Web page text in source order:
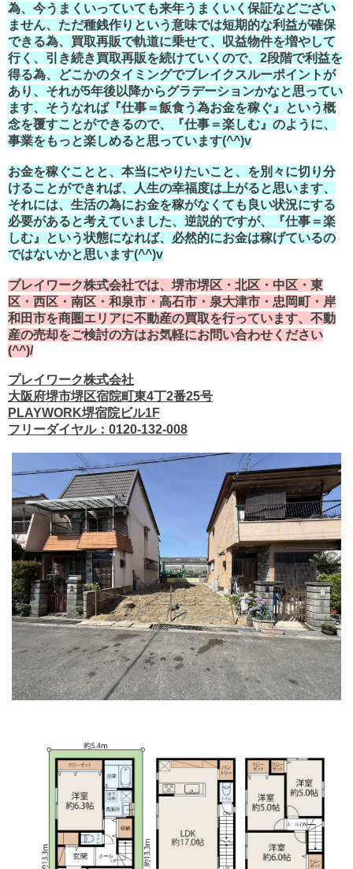
為、今うまくいっていても来年うまくいく保証などござい
ません、ただ種銭作りという意味では短期的な利益が確保
できる為、買取再販で軌道に乗せて、収益物件を増やして
行く、引き続き買取再販を続けていくので、2段階で利益を
得る為、どこかのタイミングでブレイクスルーポイントが
あり、それが5年後以降からグラデーションかなと思ってい
ます、そうなれば『仕事＝飯食う為お金を稼ぐ』という概
念を覆すことができるので、『仕事＝楽しむ』のように、
事業をもっと楽しめると思っています(^^)v
お金を稼ぐことと、本当にやりたいこと、を別々に切り分
けることができれば、人生の幸福度は上がると思います、
それには、生活の為にお金を稼がなくても良い状況にする
必要があると考えていました、逆説的ですが、『仕事＝楽
しむ』という状態になれば、必然的にお金は稼げているの
ではないかと思います(^^)v
プレイワーク株式会社では、堺市堺区・北区・中区・東
区・西区・南区・和泉市・高石市・泉大津市・忠岡町・岸
和田市を商圏エリアに不動産の買取を行っています、不動
産の売却をご検討の方はお気軽にお問い合わせください
(^^)/
プレイワーク株式会社
大阪府堺市堺区宿院町東4丁2番25号
PLAYWORK堺宿院ビル1F
フリーダイヤル：0120-132-008